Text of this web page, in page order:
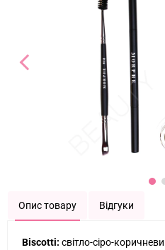
Опис товару Відгуки
Biscotti: світло-сіро-